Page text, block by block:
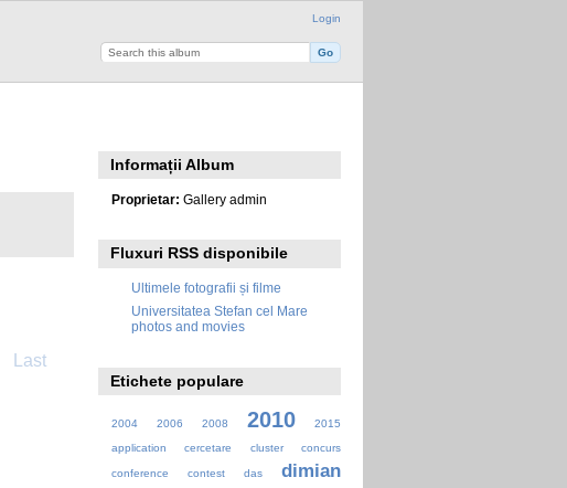
Login
Last
Informații Album
Proprietar: Gallery admin
Fluxuri RSS disponibile
Ultimele fotografii și filme
Universitatea Stefan cel Mare
photos and movies
Etichete populare
2004 2006 2008 2010
2015
application
cercetare cluster concurs
conference contest das dimian